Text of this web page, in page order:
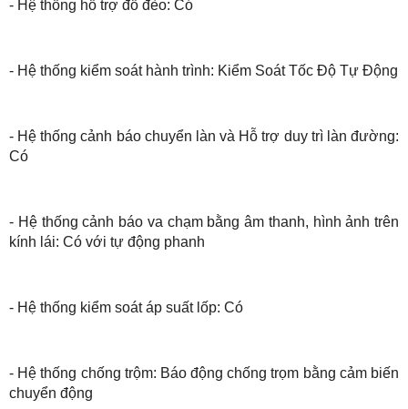
- Hệ thống hỗ trợ đổ đèo: Có
- Hệ thống kiểm soát hành trình: Kiểm Soát Tốc Độ Tự Động
- Hệ thống cảnh báo chuyển làn và Hỗ trợ duy trì làn đường:
Có
- Hệ thống cảnh báo va chạm bằng âm thanh, hình ảnh trên
kính lái: Có với tự động phanh
- Hệ thống kiểm soát áp suất lốp: Có
- Hệ thống chống trộm: Báo động chống trọm bằng cảm biến
chuyển động